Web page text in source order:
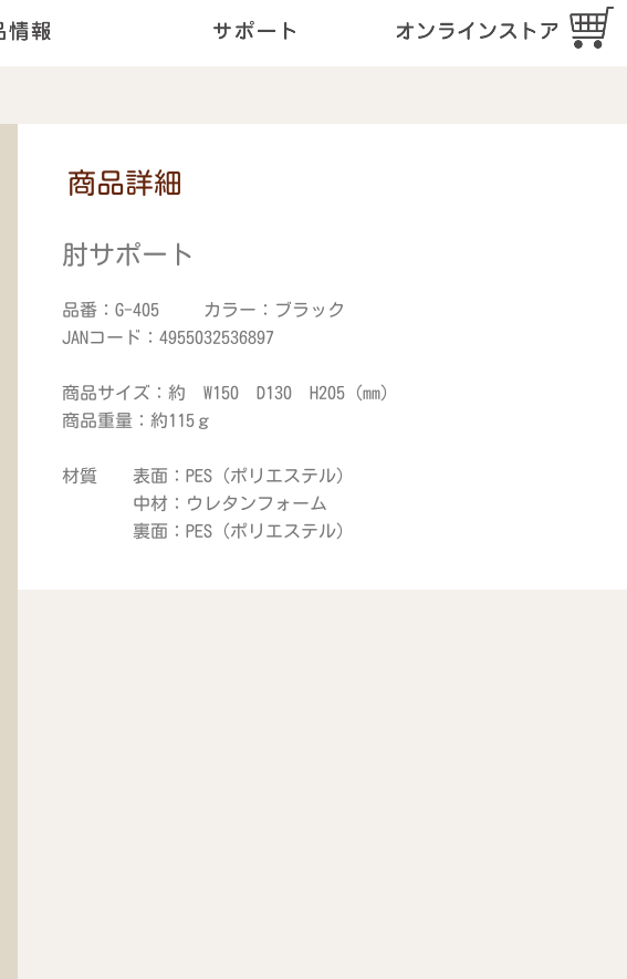
商品詳細
肘サポート
品番：G-405 カラー：ブラック
JANコード：4955032536897
商品サイズ：約 W150 D130 H205 (mm)
商品重量：約115ｇ
材質 表面：PES（ポリエステル）
中材：ウレタンフォーム
裏面：PES（ポリエステル）